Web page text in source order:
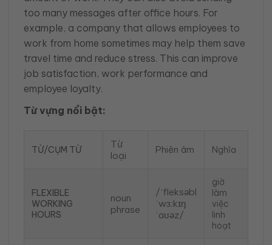
too many messages after office hours. For
example, a company that allows employees to
work from home sometimes may help them save
travel time and reduce stress. This can improve
job satisfaction, work performance and
employee loyalty.
Từ vựng nổi bật:
TỪ/CỤM TỪ
Từ
loại
Phiên âm Nghĩa
FLEXIBLE
WORKING
HOURS
noun
phrase
/ˈfleksəbl
ˈwɜːkɪŋ
ˈaʊəz/
giờ
làm
việc
linh
hoạt